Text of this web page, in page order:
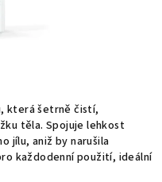
která šetrně čistí,
těla. Spojuje lehkost
jílu, aniž by narušila
každodenní použití, ideální